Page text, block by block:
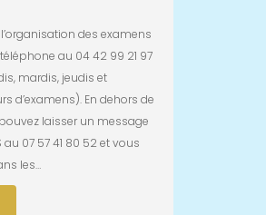
des examens
au 04 42 99 21 97
mardis, jeudis et
d’examens). En dehors de
laisser un message
07 57 41 80 52 et vous
les…